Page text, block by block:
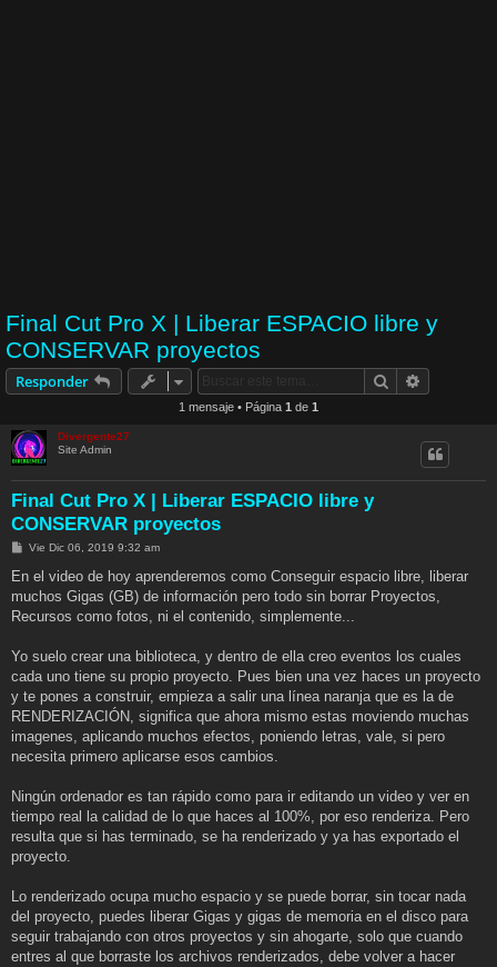
Final Cut Pro X | Liberar ESPACIO libre y
CONSERVAR proyectos
Responder Buscar
1 mensaje • Página 1 de 1
Divergente27
Site Admin
Final Cut Pro X | Liberar ESPACIO libre y
CONSERVAR proyectos
M
n
a
j
Vie Dic 06, 2019 9:32 am
En el video de hoy aprenderemos como Conseguir espacio libre, liberar
muchos Gigas (GB) de información pero todo sin borrar Proyectos,
Recursos como fotos, ni el contenido, simplemente...
Yo suelo crear una biblioteca, y dentro de ella creo eventos los cuales
cada uno tiene su propio proyecto. Pues bien una vez haces un proyecto
y te pones a construir, empieza a salir una línea naranja que es la de
RENDERIZACIÓN, significa que ahora mismo estas moviendo muchas
imagenes, aplicando muchos efectos, poniendo letras, vale, si pero
necesita primero aplicarse esos cambios.
Ningún ordenador es tan rápido como para ir editando un video y ver en
tiempo real la calidad de lo que haces al 100%, por eso renderiza. Pero
resulta que si has terminado, se ha renderizado y ya has exportado el
proyecto.
Lo renderizado ocupa mucho espacio y se puede borrar, sin tocar nada
del proyecto, puedes liberar Gigas y gigas de memoria en el disco para
seguir trabajando con otros proyectos y sin ahogarte, solo que cuando
entres al que borraste los archivos renderizados, debe volver a hacer